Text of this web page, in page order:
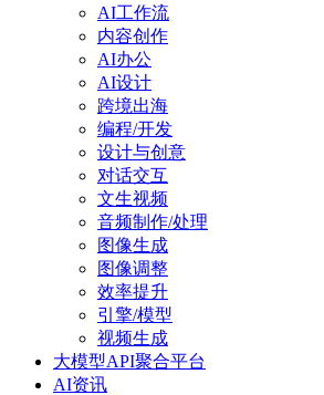
AI工作流
内容创作
AI办公
AI设计
跨境出海
编程/开发
设计与创意
对话交互
文生视频
音频制作/处理
图像生成
图像调整
效率提升
引擎/模型
视频生成
大模型API聚合平台
AI资讯